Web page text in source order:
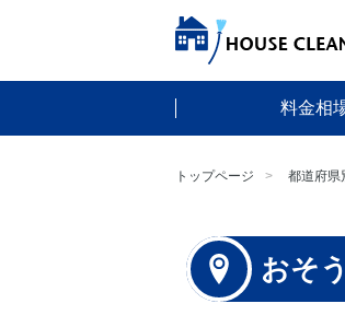
料金相
トップページ 都道府県
おそ